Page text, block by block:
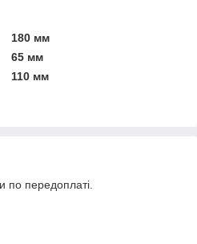
180 мм
65 мм
110 мм
по передоплаті.